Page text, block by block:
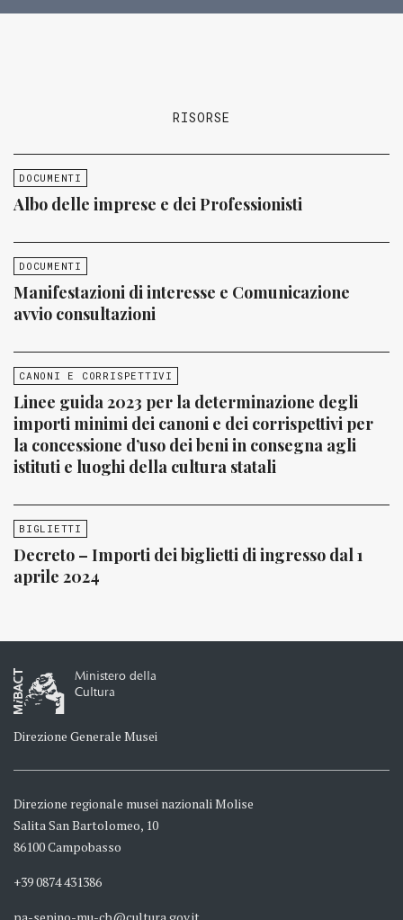
RISORSE
DOCUMENTI
Albo delle imprese e dei Professionisti
DOCUMENTI
Manifestazioni di interesse e Comunicazione
avvio consultazioni
CANONI E CORRISPETTIVI
Linee guida 2023 per la determinazione degli
importi minimi dei canoni e dei corrispettivi per
la concessione d’uso dei beni in consegna agli
istituti e luoghi della cultura statali
BIGLIETTI
Decreto – Importi dei biglietti di ingresso dal 1
aprile 2024
Ministero della
Cultura
Direzione Generale Musei
Direzione regionale musei nazionali Molise
Salita San Bartolomeo, 10
86100 Campobasso
+39 0874 431386